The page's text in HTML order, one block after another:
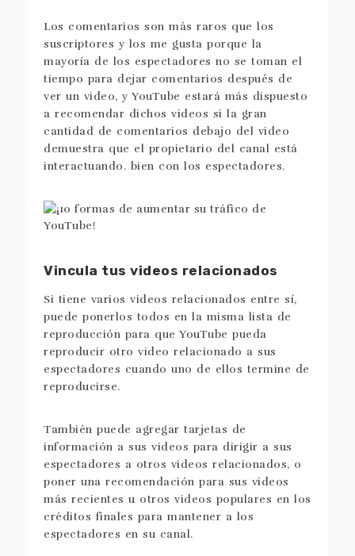
Los comentarios son más raros que los
suscriptores y los me gusta porque la
mayoría de los espectadores no se toman el
tiempo para dejar comentarios después de
ver un video, y YouTube estará más dispuesto
a recomendar dichos videos si la gran
cantidad de comentarios debajo del video
demuestra que el propietario del canal está
interactuando. bien con los espectadores.
Vincula tus videos relacionados
Si tiene varios videos relacionados entre sí,
puede ponerlos todos en la misma lista de
reproducción para que YouTube pueda
reproducir otro video relacionado a sus
espectadores cuando uno de ellos termine de
reproducirse.
También puede agregar tarjetas de
información a sus videos para dirigir a sus
espectadores a otros videos relacionados, o
poner una recomendación para sus videos
más recientes u otros videos populares en los
créditos finales para mantener a los
espectadores en su canal.